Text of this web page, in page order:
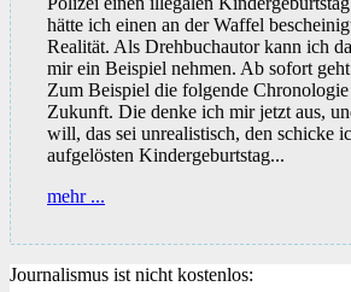
hätte ich einen an der Waffel
Realität. Als Drehbuchautor kann ich
mir ein Beispiel nehmen. Ab sofort
Zum Beispiel die folgende
Zukunft. Die denke ich mir jetzt aus,
will, das sei unrealistisch, den schicke
aufgelösten Kindergeburtstag...
mehr ...
Journalismus ist nicht kostenlos: